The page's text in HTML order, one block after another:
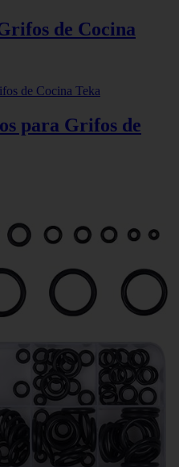
de Cocina
para Grifos de